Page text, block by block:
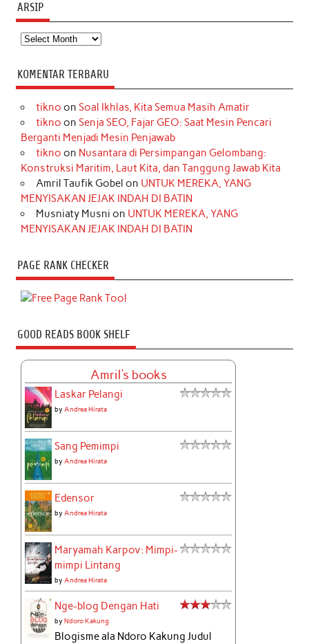
ARSIP
Arsip
KOMENTAR TERBARU
tikno on Soal Ikhlas, Kita Semua Masih Amatir
tikno on Senja SEO, Fajar GEO: Saat Mesin Pencari
Berganti Menjadi Mesin Penjawab
tikno on Nusantara di Persimpangan Gelombang:
Konstruksi Maritim, Laut Kita, dan Tanggung Jawab Kita
Amril Taufik Gobel on UNTUK MEREKA, YANG
MENYISAKAN JEJAK INDAH DI BATIN
Musniaty Musni on UNTUK MEREKA, YANG
MENYISAKAN JEJAK INDAH DI BATIN
PAGE RANK CHECKER
GOOD READS BOOK SHELF
Amril's books
Laskar Pelangi
byAndrea Hirata
Sang Pemimpi
byAndrea Hirata
Edensor
byAndrea Hirata
Maryamah Karpov: Mimpi-
mimpi Lintang
byAndrea Hirata
Nge-blog Dengan Hati
byNdoro Kakung
Blogisme ala Ndoro Kakung Judul